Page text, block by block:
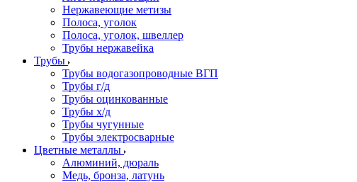
Нержавеющие метизы
Полоса, уголок
Полоса, уголок, швеллер
Трубы нержавейка
Трубы
Трубы водогазопроводные ВГП
Трубы г/д
Трубы оцинкованные
Трубы х/д
Трубы чугунные
Трубы электросварные
Цветные металлы
Алюминий, дюраль
Медь, бронза, латунь